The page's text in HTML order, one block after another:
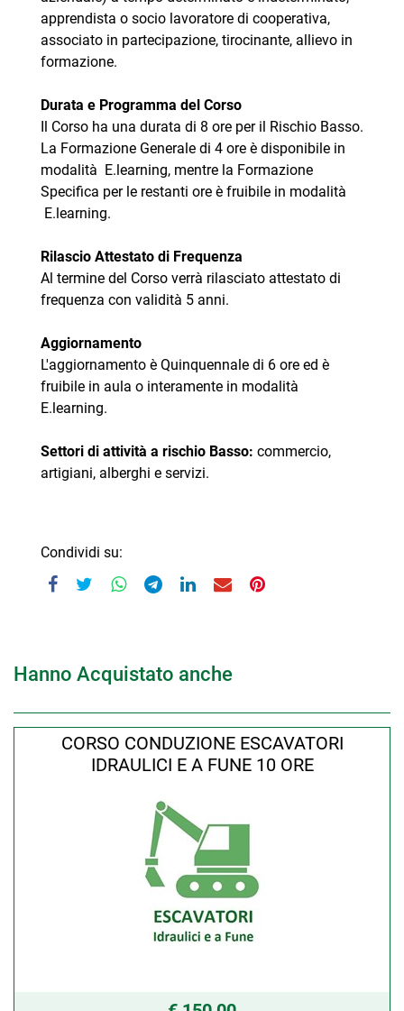
apprendista o socio lavoratore di cooperativa,
associato in partecipazione, tirocinante, allievo in
formazione.
Durata e Programma del Corso
Il Corso ha una durata di 8 ore per il Rischio Basso.
La Formazione Generale di 4 ore è disponibile in
modalità E.learning, mentre la Formazione
Specifica per le restanti ore è fruibile in modalità
E.learning.
Rilascio Attestato di Frequenza
Al termine del Corso verrà rilasciato attestato di
frequenza con validità 5 anni.
Aggiornamento
L'aggiornamento è Quinquennale di 6 ore ed è
fruibile in aula o interamente in modalità
E.learning.
Settori di attività a rischio Basso: commercio,
artigiani, alberghi e servizi.
Condividi su:
Hanno Acquistato anche
CORSO CONDUZIONE ESCAVATORI
IDRAULICI E A FUNE 10 ORE